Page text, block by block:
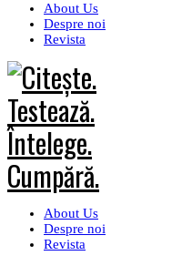
About Us
Despre noi
Revista
About Us
Despre noi
Revista